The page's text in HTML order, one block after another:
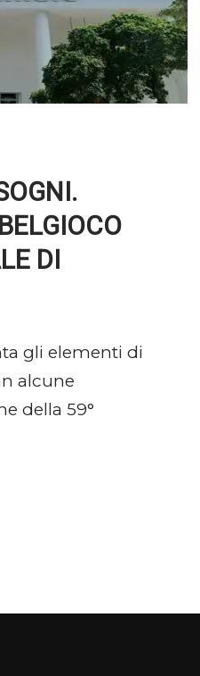
DI
gli elementi di
alcune
della 59°